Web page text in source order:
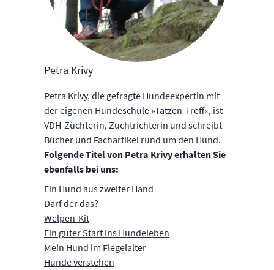
Petra Krivy
Petra Krivy, die gefragte Hundeexpertin mit
der eigenen Hundeschule »Tatzen-Treff«, ist
VDH-Züchterin, Zuchtrichterin und schreibt
Bücher und Fachartikel rund um den Hund.
Folgende Titel von Petra Krivy erhalten Sie
ebenfalls bei uns:
Ein Hund aus zweiter Hand
Darf der das?
Welpen-Kit
Ein guter Start ins Hundeleben
Mein Hund im Flegelalter
Hunde verstehen